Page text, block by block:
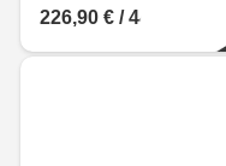
226,90 € / 443,77 лв.